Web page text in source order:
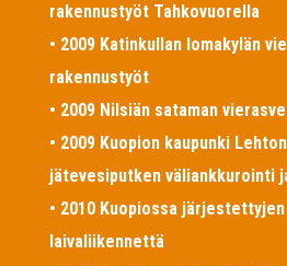
rakennustyöt Tahkovuorella
• 2009 Katinkullan lomakylän
rakennustyöt
• 2009 Nilsiän sataman
• 2009 Kuopion kaupunki
jätevesiputken väliankkurointi
• 2010 Kuopiossa
laivaliikennettä